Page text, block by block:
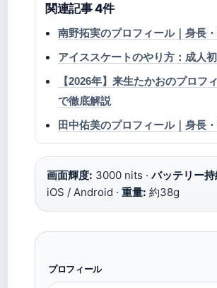
関連記事 4件
南野拓実のプロフィール｜身長
アイススケートのやり方：成人
【2026年】来生たかおのプロ
で徹底解説
田中佑美のプロフィール｜身長
画面輝度: 3000 nits ·バッテリー
iOS / Android · 重量: 約38g
プロフィール